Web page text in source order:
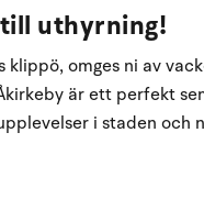
uthyrning!
omges ni av
är ett perfekt
i staden och